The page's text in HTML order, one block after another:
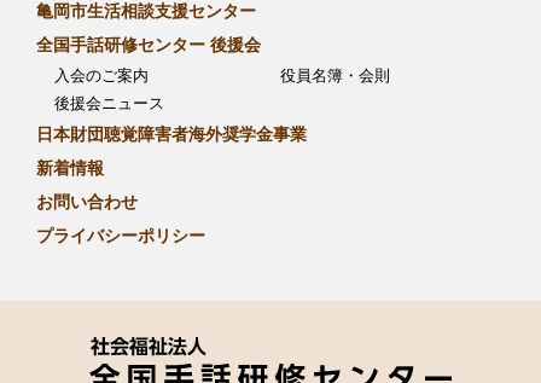
亀岡市生活相談支援センター
全国手話研修センター 後援会
入会のご案内
役員名簿・会則
後援会ニュース
日本財団聴覚障害者海外奨学金事業
新着情報
お問い合わせ
プライバシーポリシー